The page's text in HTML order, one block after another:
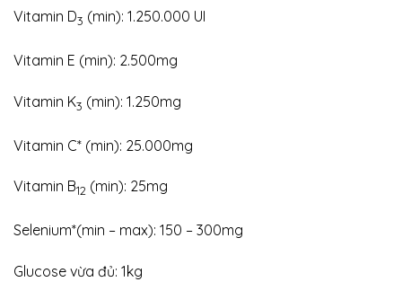
Vitamin D3 (min): 1.250.000 UI
Vitamin E (min): 2.500mg
Vitamin K3 (min): 1.250mg
Vitamin C* (min): 25.000mg
Vitamin B12 (min): 25mg
Selenium*(min – max): 150 – 300mg
Glucose vừa đủ: 1kg